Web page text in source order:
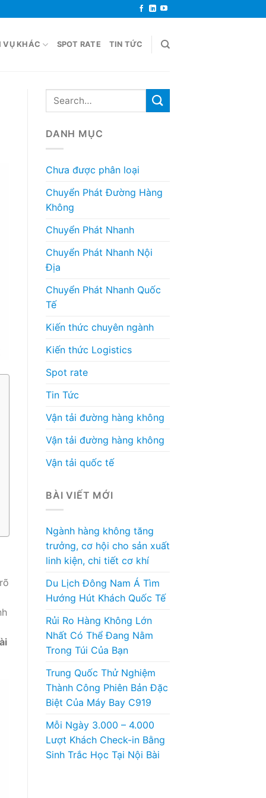
VỤ KHÁC SPOT RATE TIN TỨC
DANH MỤC
Chưa được phân loại
Chuyển Phát Đường Hàng
Không
Chuyển Phát Nhanh
Chuyển Phát Nhanh Nội
Địa
Chuyển Phát Nhanh Quốc
Tế
Kiến thức chuyên ngành
Kiến thức Logistics
Spot rate
Tin Tức
Vận tải đường hàng không
Vận tải đường hàng không
Vận tải quốc tế
BÀI VIẾT MỚI
Ngành hàng không tăng
trưởng, cơ hội cho sản xuất
linh kiện, chi tiết cơ khí
Du Lịch Đông Nam Á Tìm
Hướng Hút Khách Quốc Tế
Rủi Ro Hàng Không Lớn
Nhất Có Thể Đang Nằm
Trong Túi Của Bạn
Trung Quốc Thử Nghiệm
Thành Công Phiên Bản Đặc
Biệt Của Máy Bay C919
Mỗi Ngày 3.000 – 4.000
Lượt Khách Check-in Bằng
Sinh Trắc Học Tại Nội Bài